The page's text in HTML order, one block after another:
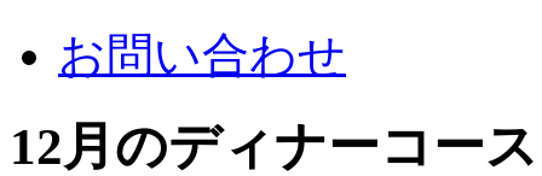
お問い合わせ
12月のディナーコー